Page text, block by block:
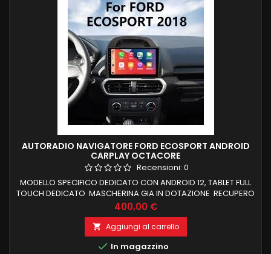
AUTORADIO NAVIGATORE FORD ECOSPORT ANDROID
CARPLAY OCTACORE
Recensioni: 0
MODELLO SPECIFICO DEDICATO CON ANDROID 12, TABLET FULL
TOUCH DEDICATO MASCHERINA GIA IN DOTAZIONE RECUPERO
COMANDI AL VOLANTE E FUNZIONI DI BORDO CARPLAY E
ANDROID AUTO WIRELESS INTEGRATI NAVIGATORE OFFLINE E
ONLINE BLUETOOTH X CHIAMATE IN VIVAVOCE RADIO RDS E
CONNESSIONE WIFI PER NAVIGAZIONE INTERNET PROCESSORE
OCTACORE SCHERMO HD NESSUNA MODIFICA X...
Prezzo
400,00 €
 Aggiungi al carrello
 In magazzino